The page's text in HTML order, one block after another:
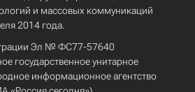
и массовых коммуникаций
2014 года.
Эл № ФС77-57640
государственное унитарное
информационное агентство